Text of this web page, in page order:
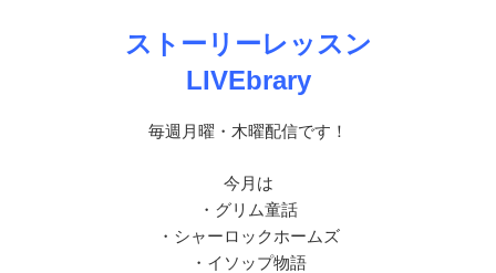
ストーリーレッスン
LIVEbrary
毎週月曜・木曜配信です！
今月は
・グリム童話
・シャーロックホームズ
・イソップ物語